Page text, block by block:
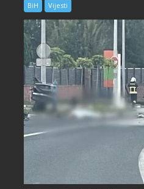
BiH Vijesti